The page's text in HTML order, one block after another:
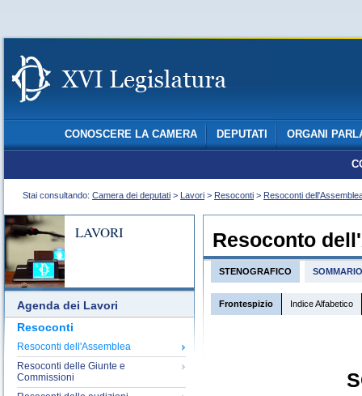
CONOSCERE LA CAMERA DEPUTATI ORGANI
Stai consultando: Camera dei deputati > Lavori > Resoconti > Resoconti
LAVORI
Agenda dei Lavori
Resoconti
Resoconti dell'Assemblea
Resoconti delle Giunte e
Commissioni
Resoconto
STENOGRAFICO SOMMARIO
Frontespizio Indice Alfabetico